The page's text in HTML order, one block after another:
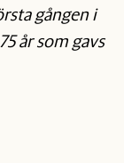
gången i
år som gavs